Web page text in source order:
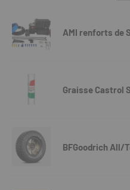
AMI renforts de
Graisse Castrol
BFGoodrich All/